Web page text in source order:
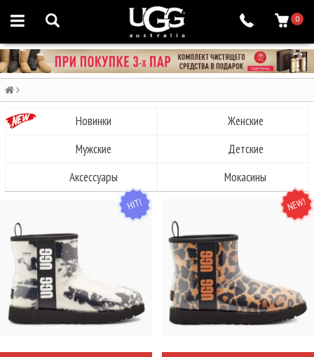
0
Новинки
Женские
Мужские
Детские
Аксессуары
Мокасины
HIT NEW